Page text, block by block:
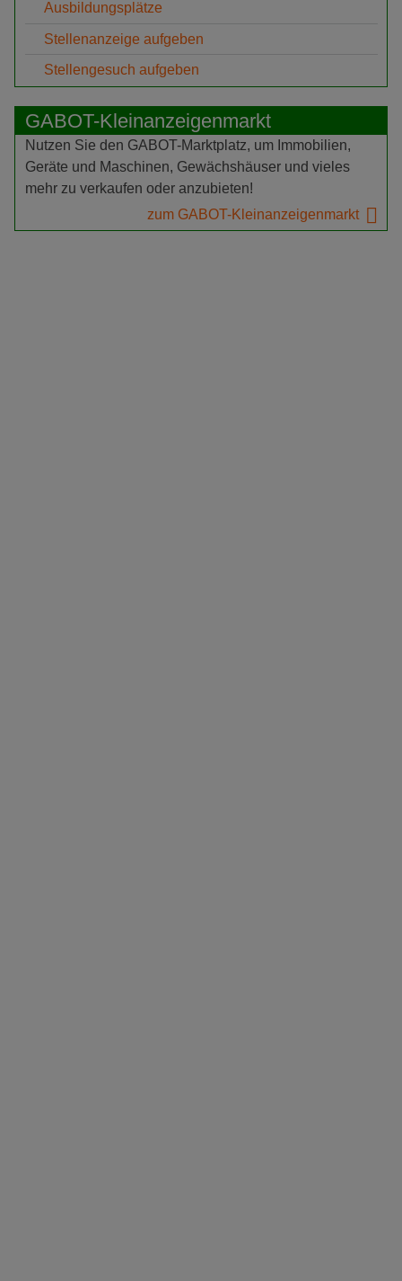
Ausbildungsplätze
Stellenanzeige aufgeben
Stellengesuch aufgeben
GABOT-Kleinanzeigenmarkt
Nutzen Sie den GABOT-Marktplatz, um Immobilien,
Geräte und Maschinen, Gewächshäuser und vieles
mehr zu verkaufen oder anzubieten!
zum GABOT-Kleinanzeigenmarkt